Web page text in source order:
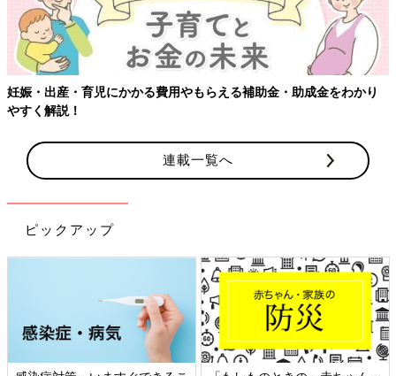
【ワクチン接種できるものも】妊婦の感染症対策、知っておいて！
連載一覧へ
ピックアップ